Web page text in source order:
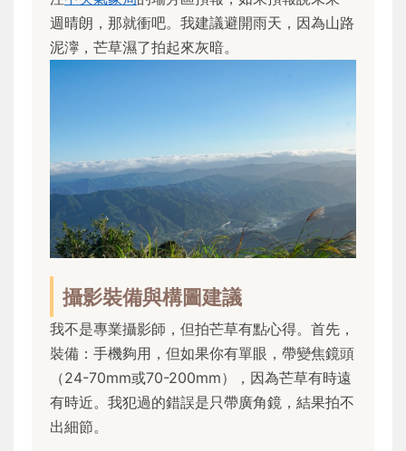
週晴朗，那就衝吧。我建議避開雨天，因為山路
泥濘，芒草濕了拍起來灰暗。
攝影裝備與構圖建議
我不是專業攝影師，但拍芒草有點心得。首先，
裝備：手機夠用，但如果你有單眼，帶變焦鏡頭
（24-70mm或70-200mm），因為芒草有時遠
有時近。我犯過的錯誤是只帶廣角鏡，結果拍不
出細節。